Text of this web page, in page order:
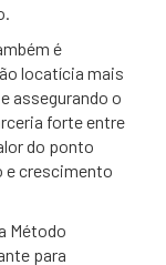
é
locatícia mais
assegurando o
forte entre
do ponto
e crescimento
Método
para